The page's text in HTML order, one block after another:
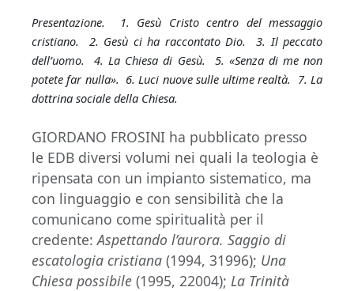
Presentazione. 1. Gesù Cristo centro del messaggio
cristiano. 2. Gesù ci ha raccontato Dio. 3. Il peccato
dell’uomo. 4. La Chiesa di Gesù. 5. «Senza di me non
potete far nulla». 6. Luci nuove sulle ultime realtà. 7. La
dottrina sociale della Chiesa.
GIORDANO FROSINI ha pubblicato presso
le EDB diversi volumi nei quali la teologia è
ripensata con un impianto sistematico, ma
con linguaggio e con sensibilità che la
comunicano come spiritualità per il
credente:Aspettando l’aurora. Saggio di
escatologia cristiana (1994, 31996); Una
Chiesa possibile (1995, 22004); La Trinità